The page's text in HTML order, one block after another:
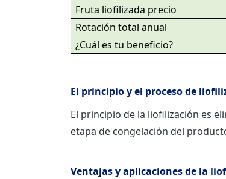
Fruta liofilizada precio
Rotación total anual
¿Cuál es tu beneficio?
El principio y el proceso de
El principio de la liofilización es
etapa de congelación del
Ventajas y aplicaciones de la